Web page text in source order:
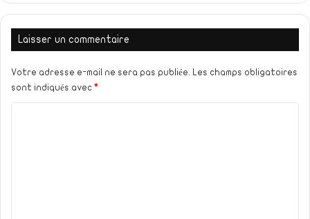
Laisser un commentaire
Votre adresse e-mail ne sera pas publiée. Les champs obligatoires
sont indiqués avec *